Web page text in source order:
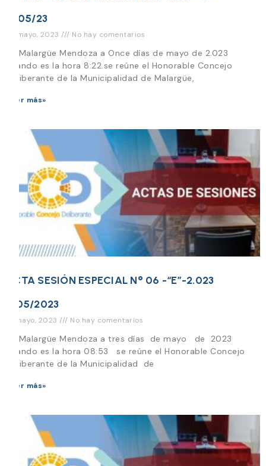
11/05/23
23 mayo, 2023 No hay comentarios
En Malargüe Mendoza a Once días de mayo de 2.023
cuando es la hora 8:22.se reúne el Honorable Concejo
Deliberante de la Municipalidad de Malargüe,
Leer más»
ACTA SESIÓN ESPECIAL N° 06 -“E”-2.023
3/05/2023
12 mayo, 2023 No hay comentarios
En Malargüe Mendoza a tres días de mayo de 2023
cuando es la hora 08:53 se reúne el Honorable Concejo
Deliberante de la Municipalidad de
Leer más»